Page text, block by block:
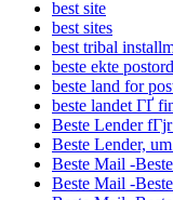
best site
best sites
best tribal
beste ekte
beste land for
beste landet ГҐ
Beste Lender
Beste Lender,
Beste Mail -
Beste Mail -